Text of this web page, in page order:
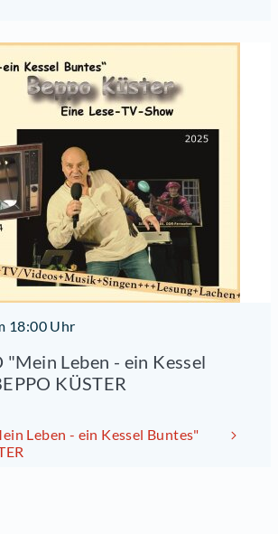
18:00 Uhr
"Mein Leben - ein Kessel
KÜSTER
Leben - ein Kessel Buntes"